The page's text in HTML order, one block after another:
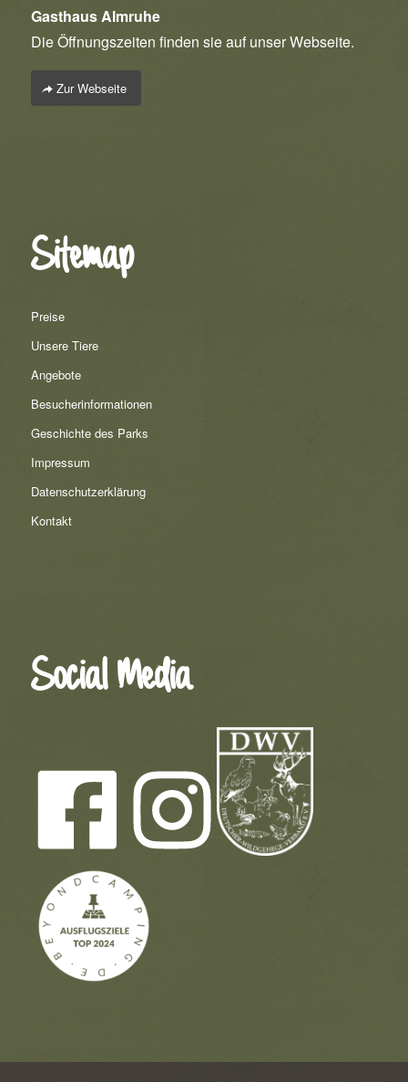
Gasthaus Almruhe
Die Öffnungszeiten finden sie auf unser Webseite.
Zur Webseite
Sitemap
Preise
Unsere Tiere
Angebote
Besucherinformationen
Geschichte des Parks
Impressum
Datenschutzerklärung
Kontakt
Social Media